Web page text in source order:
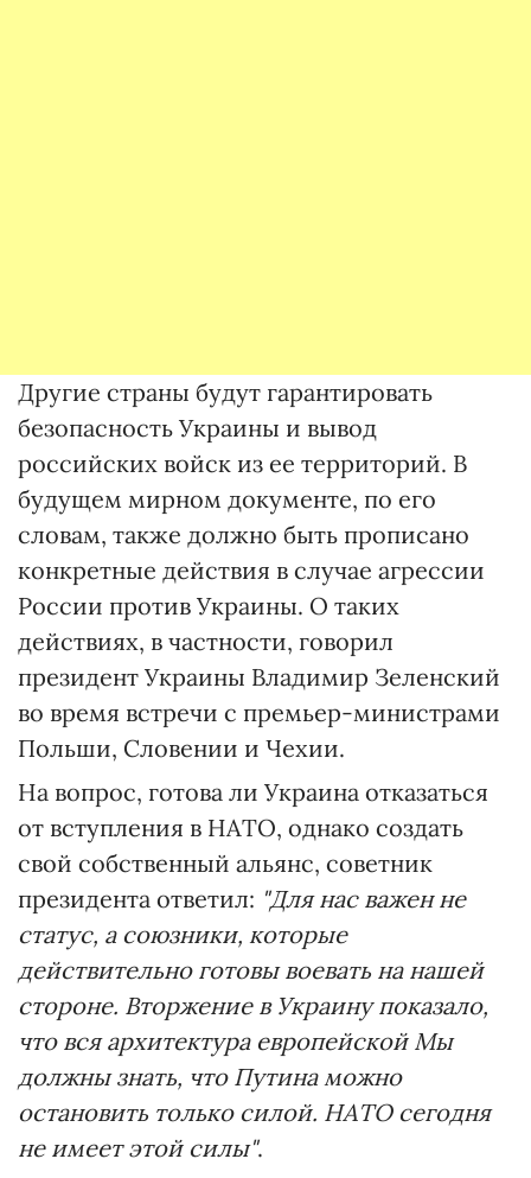
Другие страны будут гарантировать
безопасность Украины и вывод
российских войск из ее территорий. В
будущем мирном документе, по его
словам, также должно быть прописано
конкретные действия в случае агрессии
России против Украины. О таких
действиях, в частности, говорил
президент Украины Владимир Зеленский
во время встречи с премьер-министрами
Польши, Словении и Чехии.
На вопрос, готова ли Украина отказаться
от вступления в НАТО, однако создать
свой собственный альянс, советник
президента ответил: "Для нас важен не
статус, а союзники, которые
действительно готовы воевать на нашей
стороне. Вторжение в Украину показало,
что вся архитектура европейской Мы
должны знать, что Путина можно
остановить только силой. НАТО сегодня
не имеет этой силы".